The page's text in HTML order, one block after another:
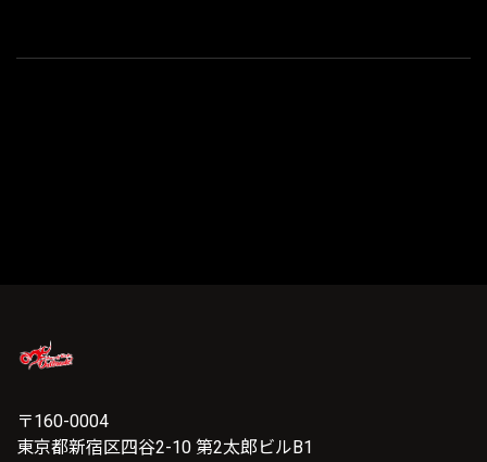
〒160-0004
東京都新宿区四谷2-10 第2太郎ビルB1